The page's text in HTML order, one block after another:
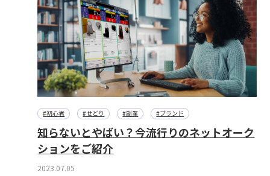
#初心者 #せどり #副業 #ブランド
知らないとやばい？今流行りのネットオーク
ションをご紹介
2023.07.05